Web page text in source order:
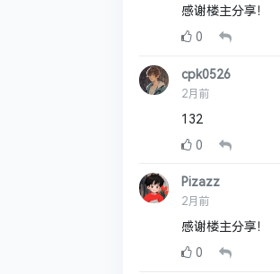
感谢楼主分享！
0
cpk0526
2月前
132
0
Pizazz
2月前
感谢楼主分享！
0